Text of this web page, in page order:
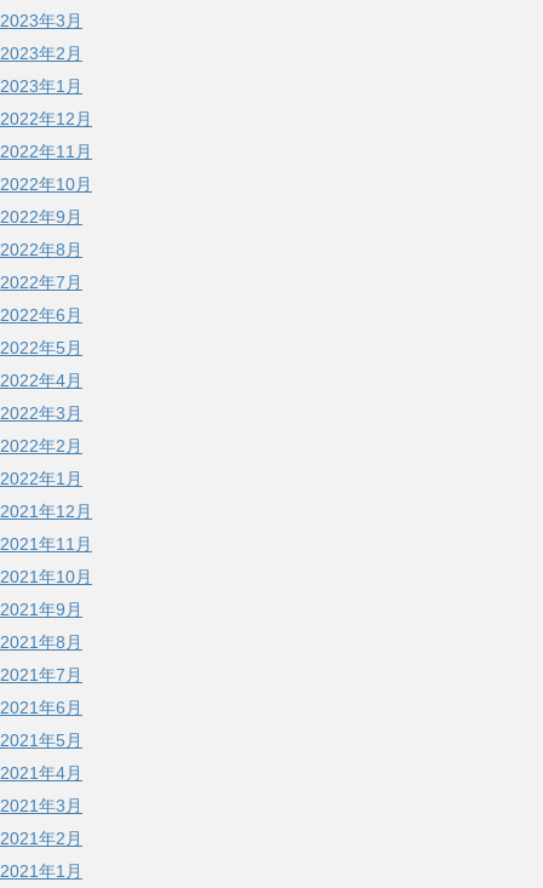
2023年3月
2023年2月
2023年1月
2022年12月
2022年11月
2022年10月
2022年9月
2022年8月
2022年7月
2022年6月
2022年5月
2022年4月
2022年3月
2022年2月
2022年1月
2021年12月
2021年11月
2021年10月
2021年9月
2021年8月
2021年7月
2021年6月
2021年5月
2021年4月
2021年3月
2021年2月
2021年1月